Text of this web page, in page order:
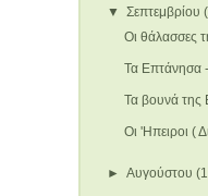
▼ Σεπτεμβρίου
Οι θάλασσες
Τα Επτάνησα -
Τα βουνά της
Οι 'Ηπειροι (
►Αυγούστου